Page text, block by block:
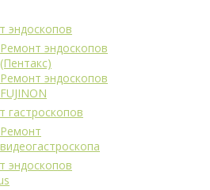
эндоскопов
Ремонт эндоскопов
(Пентакс)
Ремонт эндоскопов
FUJINON
гастроскопов
Ремонт
видеогастроскопа
эндоскопов